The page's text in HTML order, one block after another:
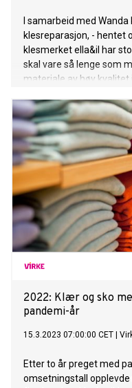
I samarbeid med
klesreparasjon, - hentet
klesmerket ella&il har
skal vare så lenge som
materiale av høy kvalitet
klesplagget lever enda
2022: Klær og sko
pandemi-år
15.3.2023 07:00:00 CET
Etter to år preget med
omsetningstall